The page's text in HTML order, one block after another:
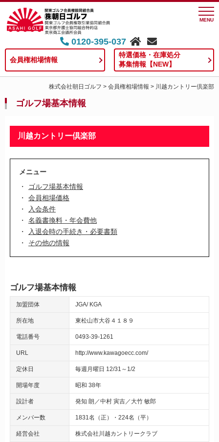
MENU
0120-395-037
会員権相場情報
特選価格・在庫処分
募集情報【NEW】
株式会社朝日ゴルフ > 会員権相場情報 > 川越カントリー倶楽部
ゴルフ場基本情報
川越カントリー倶楽部
メニュー
ゴルフ場基本情報
会員相場価格
入会条件
名義書換料・年会費他
入退会時の手続き・必要書類
その他の情報
ゴルフ場基本情報
加盟団体 JGA KGA
所在地 東松山市大谷４１８９
電話番号 0493-39-1261
URL http://www.kawagoecc.com/
定休日 毎週月曜日 12/31～1/2
開場年度 昭和 38年
設計者 発知 朗／中村 寅吉／大竹 敏郎
メンバー数 1831名（正）・224名（平）
経営会社 株式会社川越カントリークラブ